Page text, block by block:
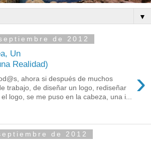
▼
de 2012
Un
Realidad)
›
ahora si después de muchos
trabajo, de diseñar un logo, rediseñar
logo, se me puso en la cabeza, una i...
de 2012